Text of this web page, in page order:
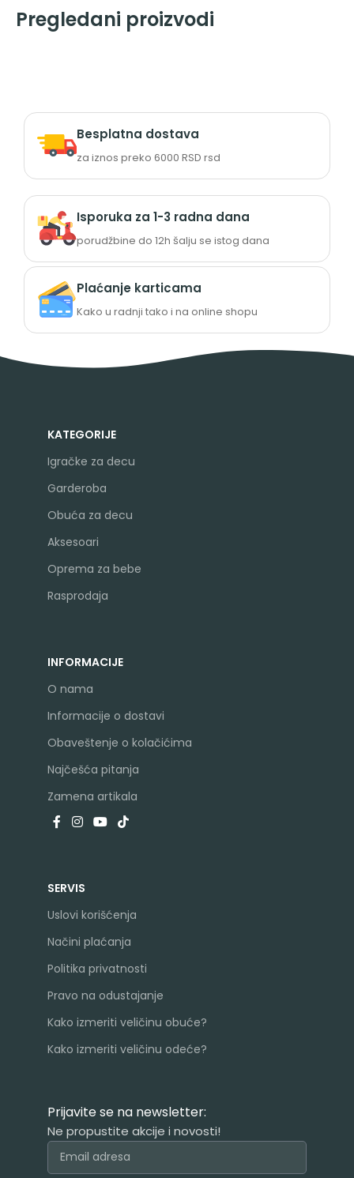
Pregledani proizvodi
Besplatna dostava
za iznos preko 6000 RSD rsd
Isporuka za 1-3 radna dana
porudžbine do 12h šalju se istog dana
Plaćanje karticama
Kako u radnji tako i na online shopu
KATEGORIJE
Igračke za decu
Garderoba
Obuća za decu
Aksesoari
Oprema za bebe
Rasprodaja
INFORMACIJE
O nama
Informacije o dostavi
Obaveštenje o kolačićima
Najčešća pitanja
Zamena artikala
SERVIS
Uslovi korišćenja
Načini plaćanja
Politika privatnosti
Pravo na odustajanje
Kako izmeriti veličinu obuće?
Kako izmeriti veličinu odeće?
Prijavite se na newsletter:
Ne propustite akcije i novosti!